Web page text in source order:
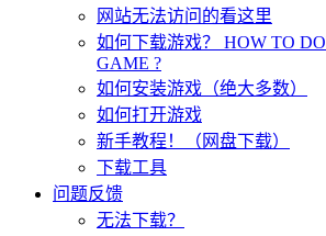
网站无法访问的看这里
如何下载游戏？ HOW TO
GAME ?
如何安装游戏（绝大多数）
如何打开游戏
新手教程！（网盘下载）
下载工具
问题反馈
无法下载？